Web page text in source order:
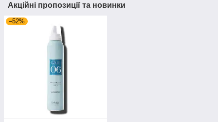
Акційні пропозиції та новинки
–52%